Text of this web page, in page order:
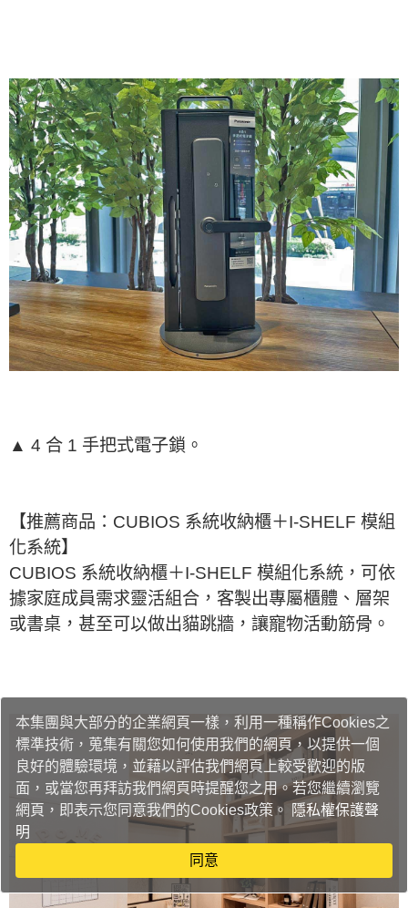
▲ 4 合 1 手把式電子鎖。
【推薦商品：CUBIOS 系統收納櫃＋I-SHELF 模組
化系統】
CUBIOS 系統收納櫃＋I-SHELF 模組化系統，可依
據家庭成員需求靈活組合，客製出專屬櫃體、層架
或書桌，甚至可以做出貓跳牆，讓寵物活動筋骨。
本集團與大部分的企業網頁一樣，利用一種稱作Cookies之
標準技術，蒐集有關您如何使用我們的網頁，以提供一個
良好的體驗環境，並藉以評估我們網頁上較受歡迎的版
面，或當您再拜訪我們網頁時提醒您之用。若您繼續瀏覽
網頁，即表示您同意我們的Cookies政策。
隱私權保護聲
明
同意